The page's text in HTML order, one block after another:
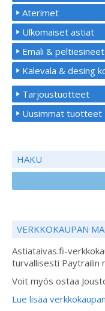
Aterimet
Ulkomaiset astiat
Emali & peltiesineet
Kalevala & desing
Tarjoustuotteet
Uusimmat tuotteet
HAKU
VERKKOKAUPAN
Astiataivas.fi-
turvallisesti Paytrailin
Voit myös ostaa
Lue lisää